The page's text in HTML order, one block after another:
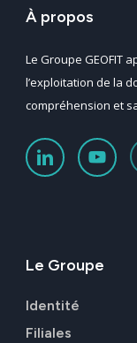
À propos
Le Groupe GEOFIT
l’exploitation de la
compréhension et
Le Groupe
Identité
Filiales